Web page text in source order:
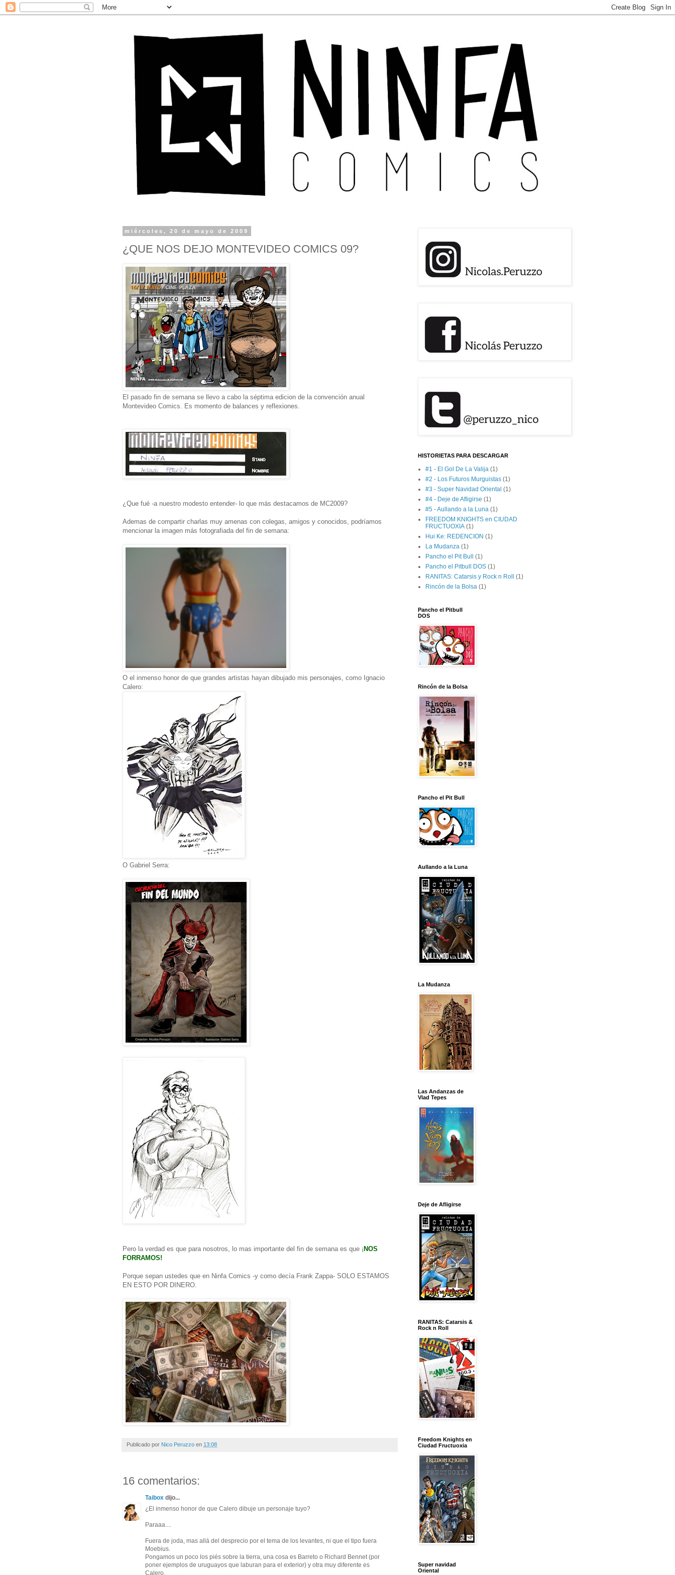
miércoles, 20 de mayo de 2009
¿QUE NOS DEJO MONTEVIDEO COMICS 09?
El pasado fin de semana se llevo a cabo la séptima edicion de la convención anual
Montevideo Comics. Es momento de balances y reflexiones.
¿Que fué -a nuestro modesto entender- lo que más destacamos de MC2009?
Ademas de compartir charlas muy amenas con colegas, amigos y conocidos, podríamos
mencionar la imagen más fotografiada del fin de semana:
O el inmenso honor de que grandes artistas hayan dibujado mis personajes, como Ignacio
Calero:
O Gabriel Serra:
Pero la verdad es que para nosotros, lo mas importante del fin de semana es que ¡NOS
FORRAMOS!
Porque sepan ustedes que en Ninfa Comics -y como decía Frank Zappa- SOLO ESTAMOS
EN ESTO POR DINERO.
Publicado por Nico Peruzzo en 13:08
16 comentarios:
Taibox dijo...
¿El inmenso honor de que Calero dibuje un personaje tuyo?
Paraaa....
Fuera de joda, mas allá del desprecio por el tema de los levantes, ni que el tipo fuera
Moebius.
Pongamos un poco los piés sobre la tierra, una cosa es Barreto o Richard Bennet (por
poner ejemplos de uruguayos que laburan para el exterior) y otra muy diferente es
Calero.
HISTORIETAS PARA DESCARGAR
#1 - El Gol De La Valija (1)
#2 - Los Futuros Murguistas (1)
#3 - Super Navidad Oriental (1)
#4 - Deje de Afligirse (1)
#5 - Aullando a la Luna (1)
FREEDOM KNIGHTS en CIUDAD
FRUCTUOXIA (1)
Hui Ke: REDENCION (1)
La Mudanza (1)
Pancho el Pit Bull
(1)
Pancho el Pitbull DOS (1)
RANITAS: Catarsis y Rock n Roll
(1)
Rincón de la Bolsa (1)
Pancho el Pitbull
DOS
Rincón de la Bolsa
Pancho el Pit Bull
Aullando a la Luna
La Mudanza
Las Andanzas de
Vlad Tepes
Deje de Afligirse
RANITAS: Catarsis &
Rock n Roll
Freedom Knights en
Ciudad Fructuoxia
Super navidad
Oriental